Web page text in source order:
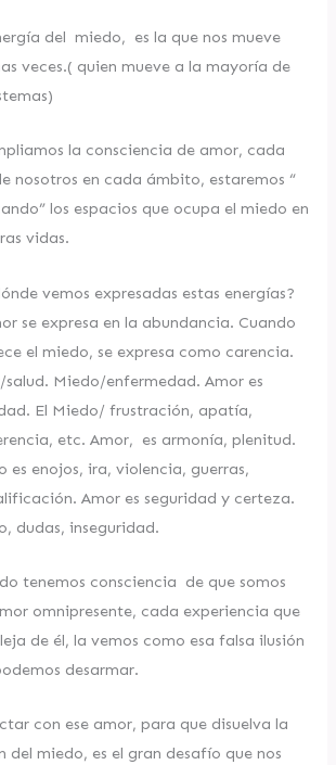
del miedo, es la que nos mueve
veces.( quien mueve a la mayoría de
la consciencia de amor, cada
nosotros en cada ámbito, estaremos “
los espacios que ocupa el miedo en
vidas.
vemos expresadas estas energías?
se expresa en la abundancia. Cuando
el miedo, se expresa como carencia.
salud. Miedo/enfermedad. Amor es
El Miedo/ frustración, apatía,
etc. Amor, es armonía, plenitud.
es enojos, ira, violencia, guerras,
Amor es seguridad y certeza.
dudas, inseguridad.
tenemos consciencia de que somos
omnipresente, cada experiencia que
de él, la vemos como esa falsa ilusión
desarmar.
con ese amor, para que disuelva la
del miedo, es el gran desafío que nos